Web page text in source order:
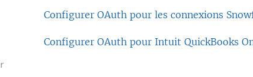
o
Configurer OAuth pour les connexions
Configurer OAuth pour Intuit QuickBooks